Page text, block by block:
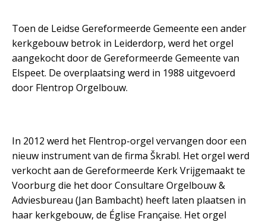
Toen de Leidse Gereformeerde Gemeente een ander
kerkgebouw betrok in Leiderdorp, werd het orgel
aangekocht door de Gereformeerde Gemeente van
Elspeet. De overplaatsing werd in 1988 uitgevoerd
door Flentrop Orgelbouw.
In 2012 werd het Flentrop-orgel vervangen door een
nieuw instrument van de firma Škrabl. Het orgel werd
verkocht aan de Gereformeerde Kerk Vrijgemaakt te
Voorburg die het door Consultare Orgelbouw &
Adviesbureau (Jan Bambacht) heeft laten plaatsen in
haar kerkgebouw, de Église Française. Het orgel